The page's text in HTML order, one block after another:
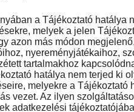
a Tájékoztató hatálya
melyek a jelen
azon más módon
nyereményjátékaihoz,
tartalmakhoz
hatálya nem terjed ki
melyekre a Tájékoztató
vezet. Az ilyen
adatkezelési